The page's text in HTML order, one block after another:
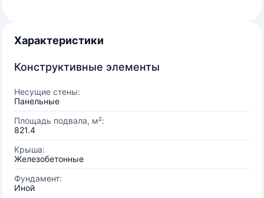
Характеристики
Конструктивные элементы
Несущие стены:
Панельные
Площадь подвала, м²:
821.4
Крыша:
Железобетонные
Фундамент:
Иной